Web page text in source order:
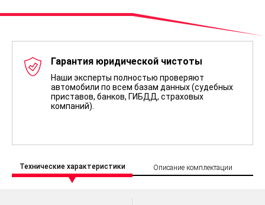
Гарантия юридической чистоты
Наши эксперты полностью проверяют
автомобили по всем базам данных (судебных
приставов, банков, ГИБДД, страховых
компаний).
Технические характеристики Описание комплектации